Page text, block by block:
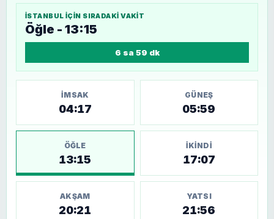
İSTANBUL IÇIN SIRADAKI VAKIT
Öğle - 13:15
6 sa 59 dk
İMSAK
04:17
GÜNEŞ
05:59
ÖĞLE
13:15
İKINDI
17:07
AKŞAM
20:21
YATSI
21:56